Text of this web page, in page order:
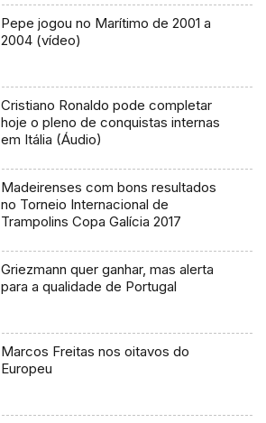
Pepe jogou no Marítimo de 2001 a
2004 (vídeo)
Cristiano Ronaldo pode completar
hoje o pleno de conquistas internas
em Itália (Áudio)
Madeirenses com bons resultados
no Torneio Internacional de
Trampolins Copa Galícia 2017
Griezmann quer ganhar, mas alerta
para a qualidade de Portugal
Marcos Freitas nos oitavos do
Europeu